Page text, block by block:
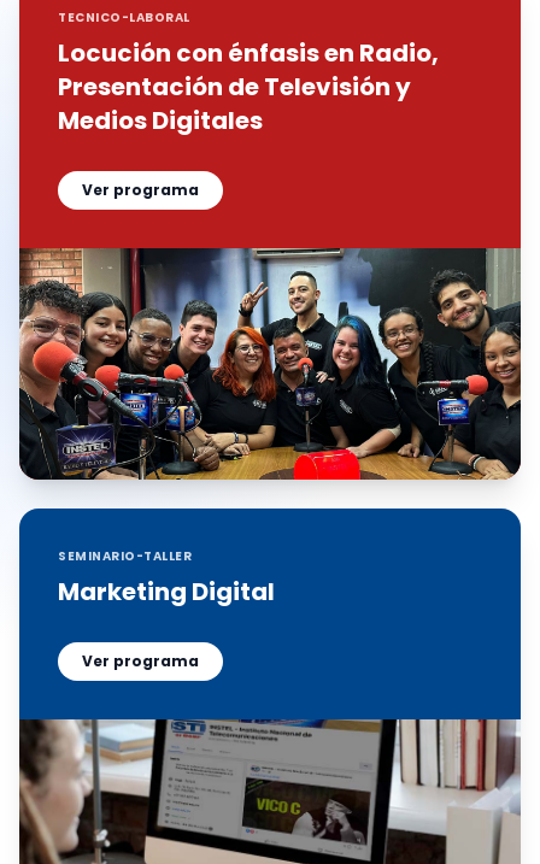
TECNICO-LABORAL
Locución con énfasis en Radio,
Presentación de Televisión y
Medios Digitales
Ver programa
SEMINARIO-TALLER
Marketing Digital
Ver programa